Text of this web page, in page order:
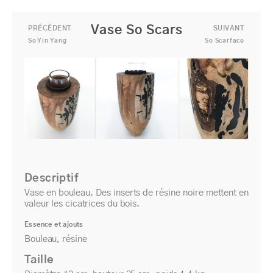
Précédent
PRÉCÉDENT
So Yin Yang
SUIVANT
So Scarface
Vase So Scars
Descriptif
Vase en bouleau. Des inserts de résine noire mettent en
valeur les cicatrices du bois.
Essence et ajouts
Bouleau, résine
Taille